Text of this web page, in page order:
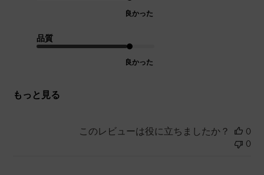
良かった
品質
良かった
もっと見る
このレビューは役に立ちましたか？
0
0